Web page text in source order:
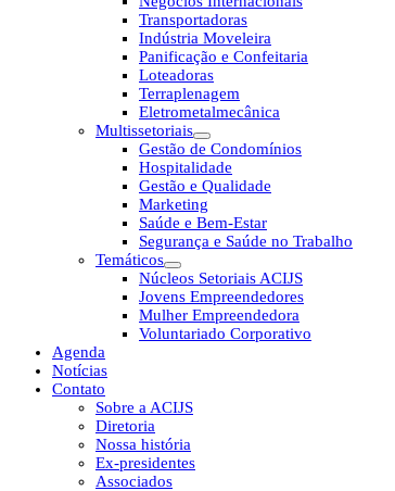
Transportadoras
Indústria Moveleira
Panificação e Confeitaria
Loteadoras
Terraplenagem
Eletrometalmecânica
Multissetoriais
Gestão de Condomínios
Hospitalidade
Gestão e Qualidade
Marketing
Saúde e Bem-Estar
Segurança e Saúde no Trabalho
Temáticos
Núcleos Setoriais ACIJS
Jovens Empreendedores
Mulher Empreendedora
Voluntariado Corporativo
Agenda
Notícias
Contato
Sobre a ACIJS
Diretoria
Nossa história
Ex-presidentes
Associados